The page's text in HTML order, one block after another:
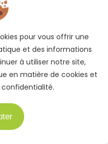
informé des meilleures
page X
pour vous offrir une
et des informations
à utiliser notre site,
en matière de cookies et